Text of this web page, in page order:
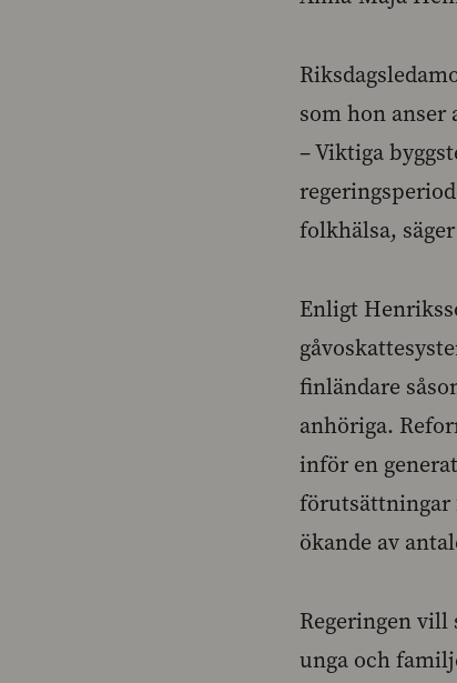
som hon anser
– Viktiga
folkhälsa,
Enligt
finländare
anhöriga.
inför en
förutsättningar
ökande av
Regeringen
unga och